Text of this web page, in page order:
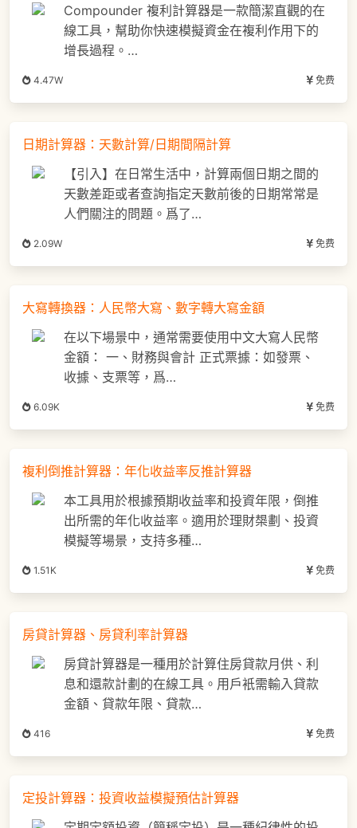
Compounder 複利計算器是一款簡潔直觀的在
線工具，幫助你快速模擬資金在複利作用下的
增長過程。…
4.47W 免费
日期計算器：天數計算/日期間隔計算
【引入】在日常生活中，計算兩個日期之間的
天數差距或者查詢指定天數前後的日期常常是
人們關注的問題。爲了…
2.09W 免费
大寫轉換器：人民幣大寫、數字轉大寫金額
在以下場景中，通常需要使用中文大寫人民幣
金額： 一、財務與會計 正式票據：如發票、
收據、支票等，爲…
6.09K 免费
複利倒推計算器：年化收益率反推計算器
本工具用於根據預期收益率和投資年限，倒推
出所需的年化收益率。適用於理財槼劃、投資
模擬等場景，支持多種…
1.51K 免费
房貸計算器、房貸利率計算器
房貸計算器是一種用於計算住房貸款月供、利
息和還款計劃的在線工具。用戶衹需輸入貸款
金額、貸款年限、貸款…
416 免费
定投計算器：投資收益模擬預估計算器